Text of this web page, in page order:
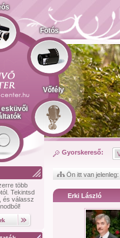
Fotós
Vőfély
esküvői
több
Tekintsd
és válassz
Gyorskereső:
Ön itt van jelenleg:
Erki László